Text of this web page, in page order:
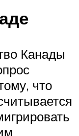
Канады
что